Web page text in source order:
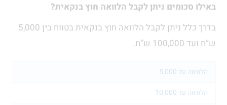
באילו סכומים ניתן לקבל הלוואה חוץ בנקאית?
בדרך כלל ניתן לקבל הלוואה חוץ בנקאית בטווח בין 5,000
ש”ח ועד 100,000 ש”ח.
הלוואה עד 5,000
הלוואה עד 10,000